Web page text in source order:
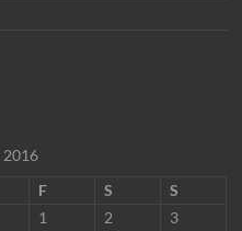
2016
F S
S
1
2 3